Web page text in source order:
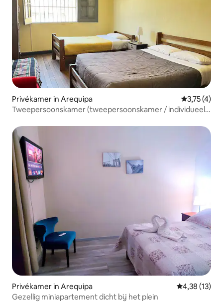
Privékamer in Arequipa
3,75 (4)
Tweepersoonskamer (tweepersoonskamer / individueel)
Privékamer in Arequipa Gemiddelde
4,38 (13)
Gezellig miniapartement dicht bij het plein